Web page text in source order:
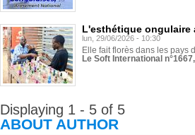
L'esthétique ongulaire
lun, 29/06/2026 - 10:30
Elle fait florès dans les pays
Le Soft International
Displaying 1 - 5 of 5
ABOUT AUTHOR